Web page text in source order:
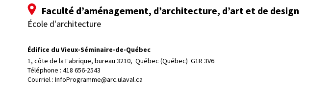
Faculté d’aménagement, d’architecture, d’art et de design
École d'architecture
Édifice du Vieux-Séminaire-de-Québec
1, côte de la Fabrique, bureau 3210, Québec (Québec)  G1R 3V6
Téléphone : 418 656-2543
Courriel : InfoProgramme@arc.ulaval.ca